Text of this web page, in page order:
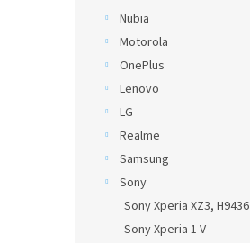
Nubia
Motorola
OnePlus
Lenovo
LG
Realme
Samsung
Sony
Sony Xperia XZ3, H9436
Sony Xperia 1 V